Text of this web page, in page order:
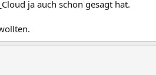
ja auch schon gesagt hat.